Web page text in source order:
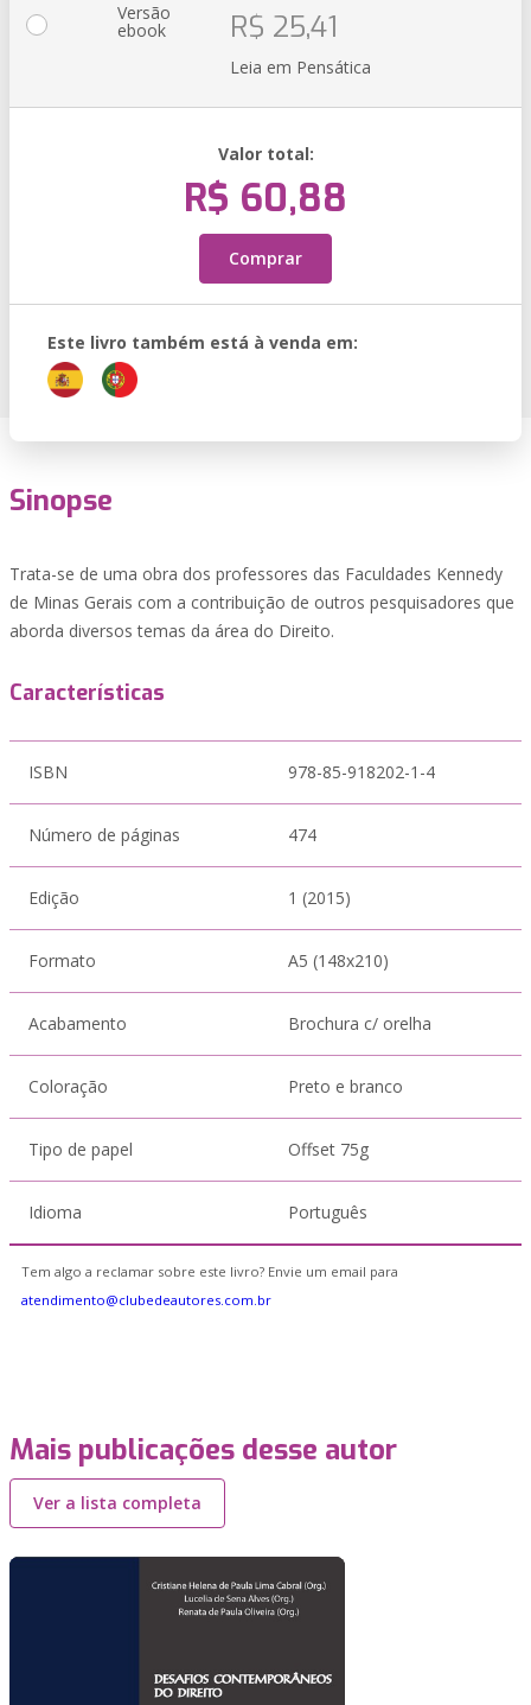
Versão
ebook R$ 25,41
Leia em Pensática
Valor total:
R$ 60,88
Comprar
Este livro também está à venda em:
Sinopse
Trata-se de uma obra dos professores das Faculdades Kennedy
de Minas Gerais com a contribuição de outros pesquisadores que
aborda diversos temas da área do Direito.
Características
ISBN 978-85-918202-1-4
Número de páginas 474
Edição 1 (2015)
Formato A5 (148x210)
Acabamento Brochura c/ orelha
Coloração Preto e branco
Tipo de papel Offset 75g
Idioma Português
Tem algo a reclamar sobre este livro? Envie um email para
atendimento@clubedeautores.com.br
Mais publicações desse autor
Ver a lista completa